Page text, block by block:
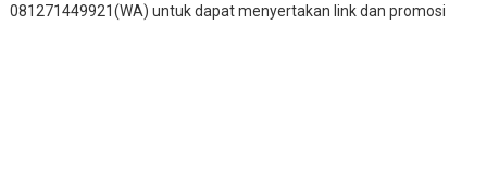
081271449921(WA) untuk dapat menyertakan link dan promosi